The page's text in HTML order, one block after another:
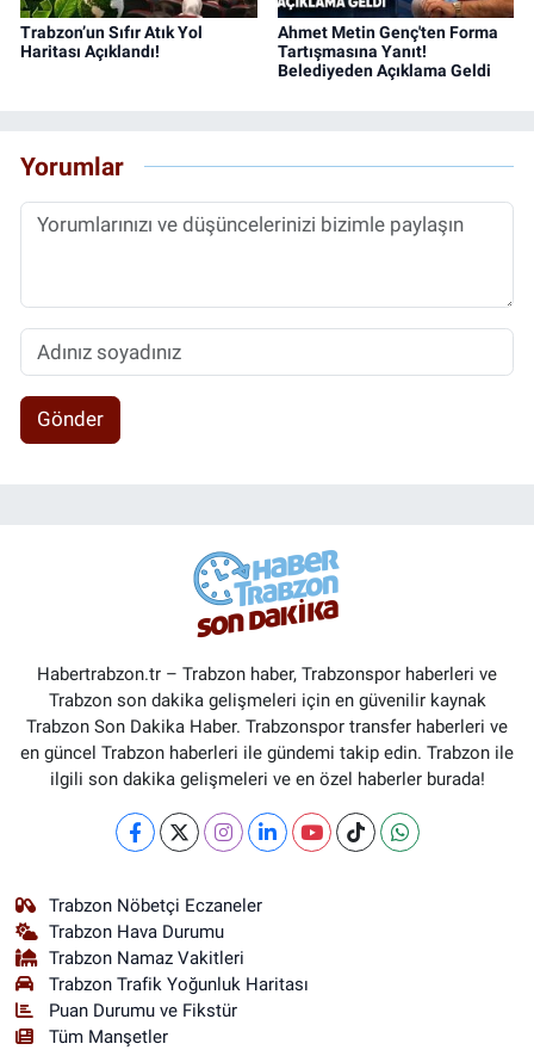
Trabzon’un Sıfır Atık Yol
Haritası Açıklandı!
Ahmet Metin Genç'ten Forma
Tartışmasına Yanıt!
Belediyeden Açıklama Geldi
Yorumlar
Gönder
Habertrabzon.tr – Trabzon haber, Trabzonspor haberleri ve
Trabzon son dakika gelişmeleri için en güvenilir kaynak
Trabzon Son Dakika Haber. Trabzonspor transfer haberleri ve
en güncel Trabzon haberleri ile gündemi takip edin. Trabzon ile
ilgili son dakika gelişmeleri ve en özel haberler burada!
Trabzon Nöbetçi Eczaneler
Trabzon Hava Durumu
Trabzon Namaz Vakitleri
Trabzon Trafik Yoğunluk Haritası
Puan Durumu ve Fikstür
Tüm Manşetler